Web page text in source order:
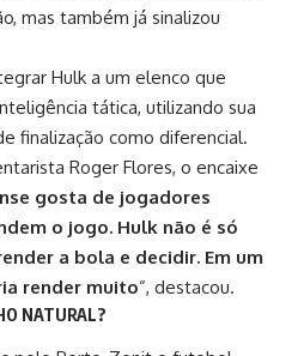
mas também já sinalizou
Hulk a um elenco que
tática, utilizando sua
finalização como diferencial.
Roger Flores, o encaixe
gosta de jogadores
o jogo. Hulk não é só
a bola e decidir. Em um
render muito”, destacou.
NATURAL?